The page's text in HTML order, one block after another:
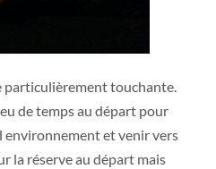
particulièrement touchante.
de temps au départ pour
environnement et venir vers
la réserve au départ mais